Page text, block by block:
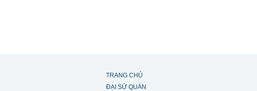
TRANG CHỦ
ĐẠI SỨ QUÁN